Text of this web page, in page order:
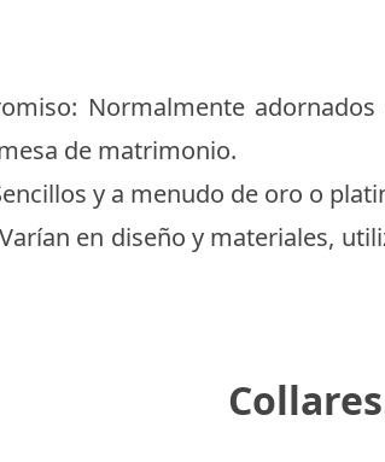
Normalmente
de matrimonio.
y a menudo de oro o
en diseño y materiales,